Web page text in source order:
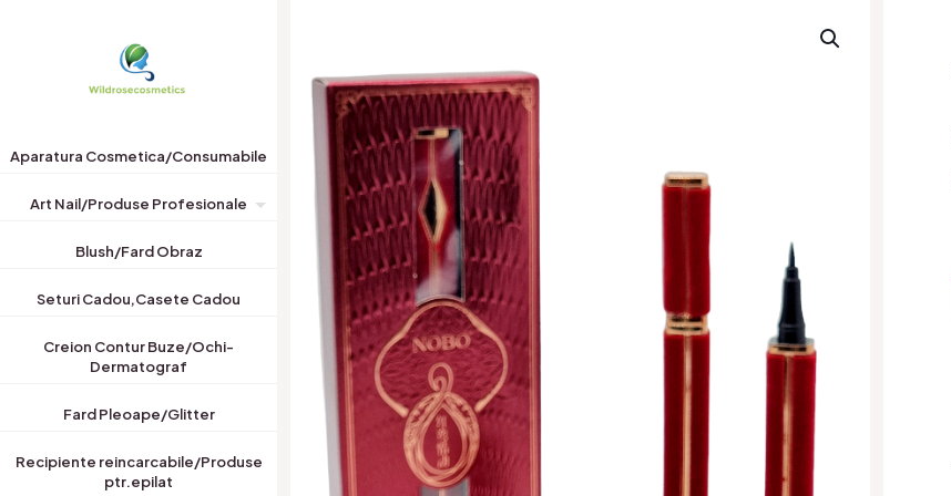
Aparatura Cosmetica/Consumabile
Art Nail/Produse Profesionale
Blush/Fard Obraz
Seturi Cadou,Casete Cadou
Creion Contur Buze/Ochi-
Dermatograf
Fard Pleoape/Glitter
Recipiente reincarcabile/Produse
ptr.epilat